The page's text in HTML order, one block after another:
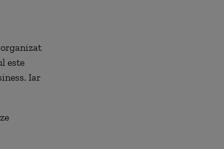
este
Iar